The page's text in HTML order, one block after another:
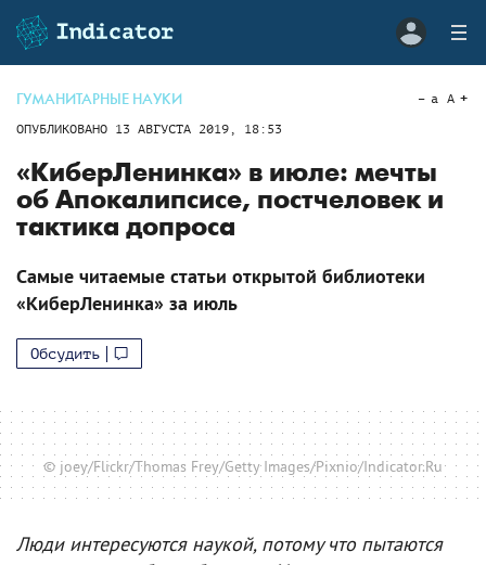
ГУМАНИТАРНЫЕ НАУКИ
ОПУБЛИКОВАНО 13 АВГУСТА 2019, 18:53
a A
«КиберЛенинка» в июле: мечты
об Апокалипсисе, постчеловек и
тактика допроса
Самые читаемые статьи открытой библиотеки
«КиберЛенинка» за июль
Обсудить
© joey/Flickr/Thomas Frey/Getty Images/Pixnio/Indicator.Ru
Люди интересуются наукой, потому что пытаются